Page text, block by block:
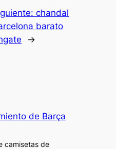
chandal
barato
→
de Barça
camisetas de